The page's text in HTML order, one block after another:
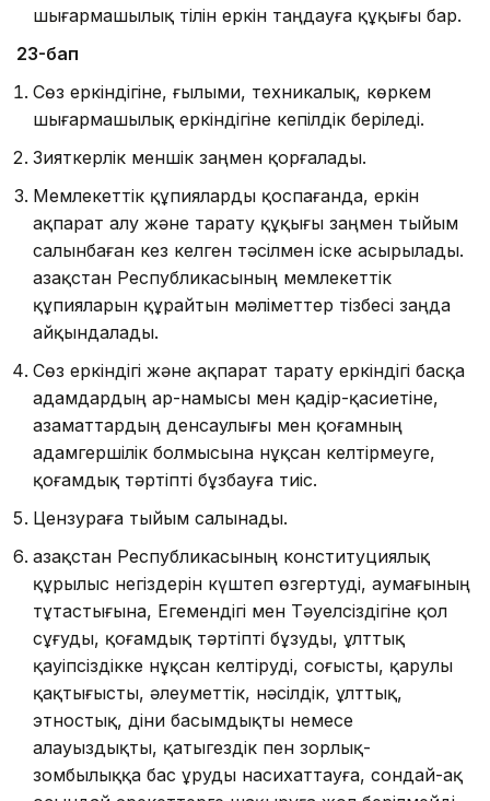
шығармашылық тілін еркiн таңдауға құқығы бар.
23-бап
Сөз еркіндігіне, ғылыми, техникалық, көркем
шығарма­шылық еркіндігіне кепiлдiк берiледi.
Зияткерлік меншік заңмен қорғалады.
Мемлекеттік құпияларды қоспағанда, еркін
ақпарат алу және тарату құқығы заңмен тыйым
салынбаған кез келген тәсілмен іске асырылады.
Қазақстан Республикасының мемлекеттік
құпияларын құрайтын мәліметтер тізбесі заңда
айқындалады.
Сөз еркіндігі және ақпарат тарату еркіндігі басқа
адамдардың ар-намысы мен қадір-қасиетіне,
азаматтардың денсаулығы мен қоғамның
адамгершілік болмысына нұқсан келтірмеуге,
қоғамдық тәртіпті бұзбауға тиіс.
Цензураға тыйым салынады.
Қазақстан Республикасының конституциялық
құрылыс негіздерін күштеп өзгертуді, аумағының
тұтастығына, Егемендігі мен Тәуелсіздігіне қол
сұғуды, қоғамдық тәртіпті бұзуды, ұлттық
қауіпсіздікке нұқсан келтіруді, соғысты, қару­лы
қақтығысты, әлеуметтік, нәсілдік, ұлттық,
этностық, діни басымдықты немесе
алауыздықты, қатыгездік пен зорлық-
зомбылыққа бас ұруды насихаттауға, сондай-ақ